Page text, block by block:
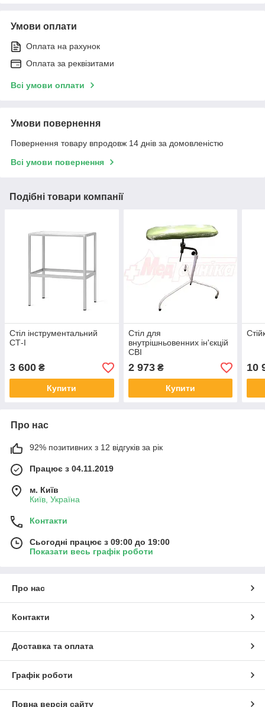
Умови оплати
Оплата на рахунок
Оплата за реквізитами
Всі умови оплати
Умови повернення
Повернення товару впродовж 14 днів за домовленістю
Всі умови повернення
Подібні товари компанії
Стіл інструментальний
СТ-І
3 600 ₴
Купити
Стіл для
внутрішньовенних ін'єкцій
СВІ
2 973₴
Купити
10
Про нас
92% позитивних з 12 відгуків за рік
Працює з 04.11.2019
м. Київ
Київ, Україна
Контакти
Сьогодні працює з 09:00 до 19:00
Показати весь графік роботи
Про нас
Контакти
Доставка та оплата
Графік роботи
Повна версія сайту